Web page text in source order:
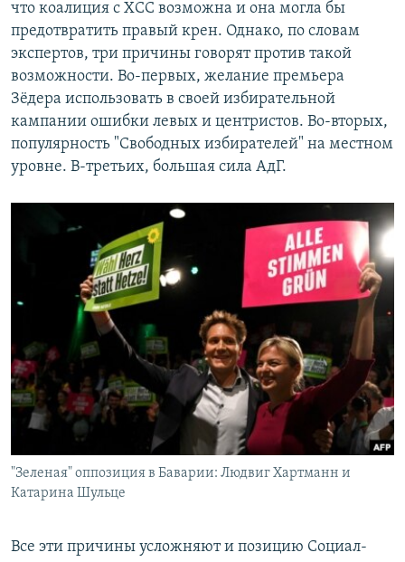
что коалиция с ХСС возможна и она могла бы
предотвратить правый крен. Однако, по словам
экспертов, три причины говорят против такой
возможности. Во-первых, желание премьера
Зёдера использовать в своей избирательной
кампании ошибки левых и центристов. Во-вторых,
популярность "Свободных избирателей" на местном
уровне. В-третьих, большая сила АдГ.
"Зеленая" оппозиция в Баварии: Людвиг Хартманн и
Катарина Шульце
Все эти причины усложняют и позицию Социал-